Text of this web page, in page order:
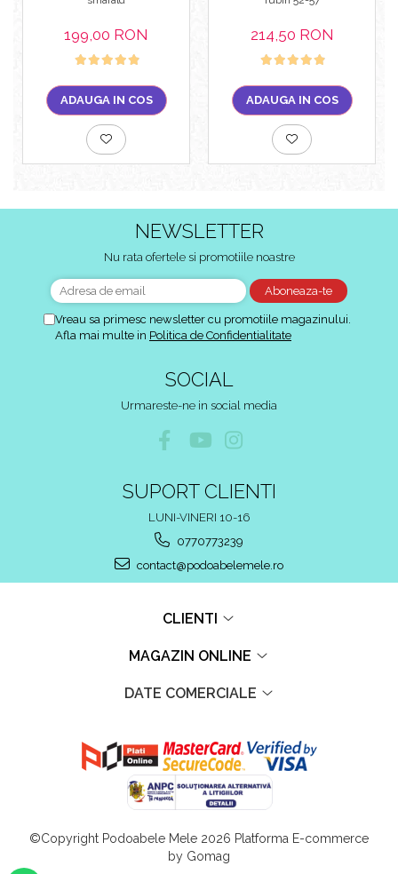
199,00 RON
ADAUGA IN COS
214,50 RON
ADAUGA IN COS
NEWSLETTER
Nu rata ofertele si promotiile noastre
Vreau sa primesc newsletter cu promotiile magazinului.
Afla mai multe in Politica de Confidentialitate
SOCIAL
Urmareste-ne in social media
SUPORT CLIENTI
LUNI-VINERI 10-16
0770773239
contact@podoabelemele.ro
CLIENTI
MAGAZIN ONLINE
DATE COMERCIALE
©Copyright Podoabele Mele 2026 Platforma E-commerce
by Gomag